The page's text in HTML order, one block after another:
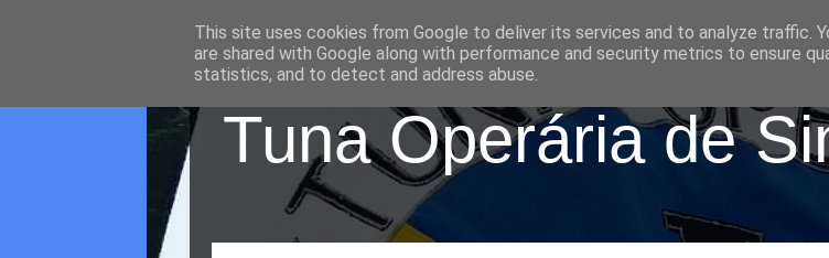
Tuna Operária de
This site uses cookies from Google to deliver its services and to analyze traffic.
are shared with Google along with performance and security metrics to ensure
statistics, and to detect and address abuse.